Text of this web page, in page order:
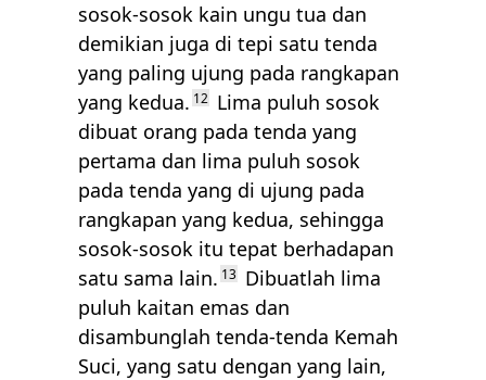
sosok-sosok kain ungu tua dan
demikian juga di tepi satu tenda
yang paling ujung pada rangkapan
yang kedua. 12
Lima puluh sosok
dibuat orang pada tenda yang
pertama dan lima puluh sosok
pada tenda yang di ujung pada
rangkapan yang kedua, sehingga
sosok-sosok itu tepat berhadapan
satu sama lain. 13
Dibuatlah lima
puluh kaitan emas dan
disambunglah tenda-tenda Kemah
Suci, yang satu dengan yang lain,